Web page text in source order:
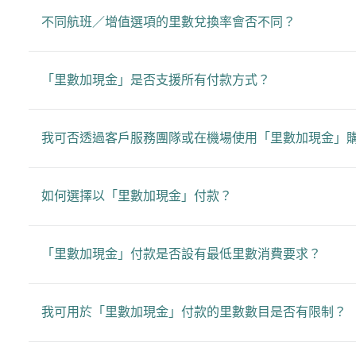
不同航班／增值選項的里數兌換率會否不同？
「里數加現金」是否支援所有付款方式？
我可否透過客戶服務團隊或在機場使用「里數加現金」
如何選擇以「里數加現金」付款？
「里數加現金」付款是否設有最低里數消費要求？
我可用於「里數加現金」付款的里數數目是否有限制？